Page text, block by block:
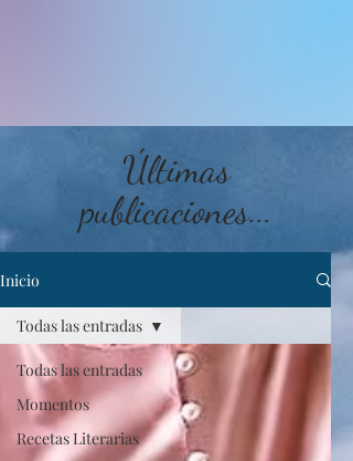
Últimas
publicaciones...
Inicio
Todas las entradas
Momentos
Recetas Literarias
Todas las entradas